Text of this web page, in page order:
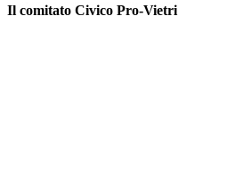
Il comitato Civico Pro-Vietri